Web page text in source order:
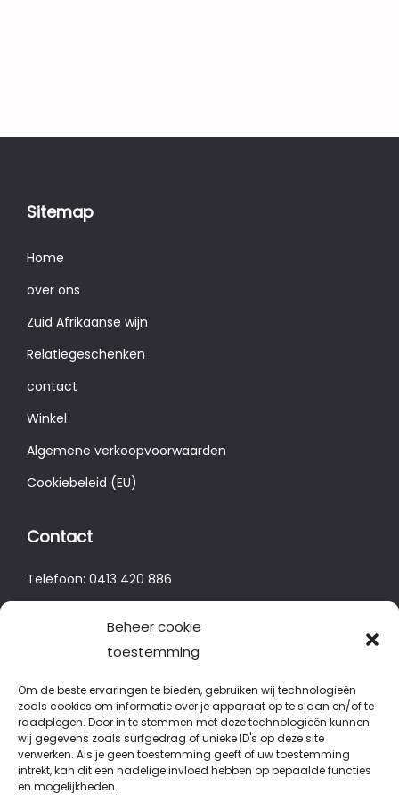
Beheer cookie
toestemming
Om de beste ervaringen te bieden, gebruiken wij technologieën
zoals cookies om informatie over je apparaat op te slaan en/of te
raadplegen. Door in te stemmen met deze technologieën kunnen
wij gegevens zoals surfgedrag of unieke ID's op deze site
verwerken. Als je geen toestemming geeft of uw toestemming
intrekt, kan dit een nadelige invloed hebben op bepaalde functies
en mogelijkheden.
Sitemap
Home
over ons
Zuid Afrikaanse wijn
Relatiegeschenken
contact
Winkel
Algemene verkoopvoorwaarden
Cookiebeleid (EU)
Contact
Telefoon: 0413 420 886
Corridor 19
5492 HA Sint Oedenrode